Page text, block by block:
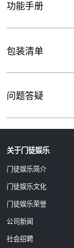
功能手册
包装清单
问题答疑
关于门徒娱乐
门徒娱乐简介
门徒娱乐文化
门徒娱乐荣誉
公司新闻
社会招聘